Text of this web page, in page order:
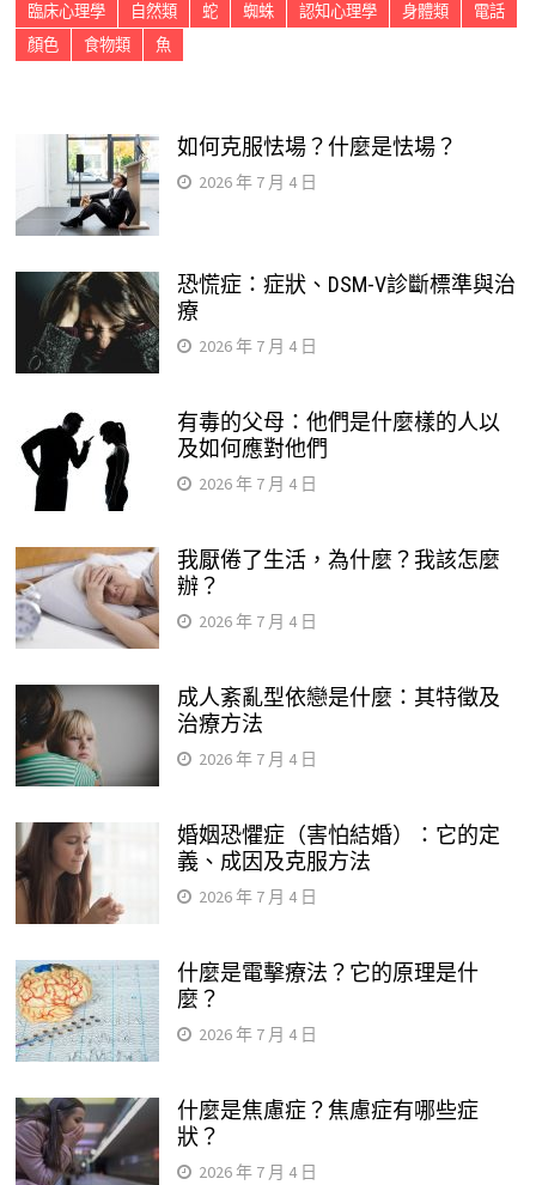
臨床心理學
自然類 蛇 蜘蛛 認知心理學 身體類
電話
顏色
食物類 魚
如何克服怯場？什麼是怯場？
2026 年 7 月 4 日
恐慌症：症狀、DSM-V診斷標準與治
療
2026 年 7 月 4 日
有毒的父母：他們是什麼樣的人以
及如何應對他們
2026 年 7 月 4 日
我厭倦了生活，為什麼？我該怎麼
辦？
2026 年 7 月 4 日
成人紊亂型依戀是什麼：其特徵及
治療方法
2026 年 7 月 4 日
婚姻恐懼症（害怕結婚）：它的定
義、成因及克服方法
2026 年 7 月 4 日
什麼是電擊療法？它的原理是什
麼？
2026 年 7 月 4 日
什麼是焦慮症？焦慮症有哪些症
狀？
2026 年 7 月 4 日